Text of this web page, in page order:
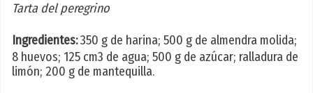
Tarta del peregrino
Ingredientes:350 g de harina; 500 g de almendra molida;
8 huevos; 125 cm3 de agua; 500 g de azúcar; ralladura de
limón; 200 g de mantequilla.